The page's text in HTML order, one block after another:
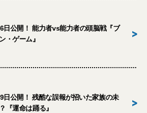
日公開！ 能力者vs能力者の頭脳戦『ブ
・ゲーム』
>
日公開！ 残酷な誤報が招いた家族の未
『運命は踊る』
>